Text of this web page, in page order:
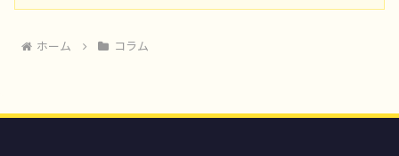
ホーム コラム